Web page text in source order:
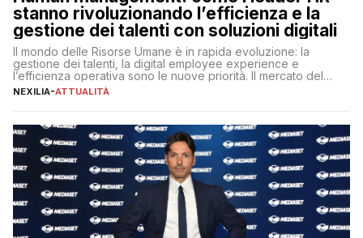
stanno rivoluzionando l’efficienza e la
gestione dei talenti con soluzioni digitali
Il mondo delle Risorse Umane è in rapida evoluzione: la
gestione dei talenti, la digital employee experience e
l’efficienza operativa sono le nuove priorità. Il mercato del
lavoro, d’altra parte, è sempre più competitivo con una lotta
NEXILIA-ATTUALITÀ